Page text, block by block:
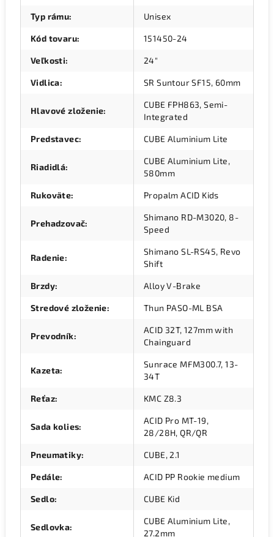
Typ rámu: Unisex
Kód tovaru: 151450-24
Veľkosti: 24"
Vidlica: SR Suntour SF15, 60mm
Hlavové zloženie:
CUBE FPH863, Semi-
Integrated
Predstavec: CUBE Aluminium Lite
Riadidlá:
CUBE Aluminium Lite,
580mm
Rukoväte: Propalm ACID Kids
Prehadzovač:
Shimano RD-M3020, 8-
Speed
Radenie:
Shimano SL-RS45, Revo
Shift
Brzdy: Alloy V-Brake
Stredové zloženie: Thun PASO-ML BSA
Prevodník:
ACID 32T, 127mm with
Chainguard
Kazeta:
Sunrace MFM300.7, 13-
34T
Reťaz: KMC Z8.3
Sada kolies:
ACID Pro MT-19,
28/28H, QR/QR
Pneumatiky: CUBE, 2.1
Pedále: ACID PP Rookie medium
Sedlo: CUBE Kid
Sedlovka:
CUBE Aluminium Lite,
27.2mm